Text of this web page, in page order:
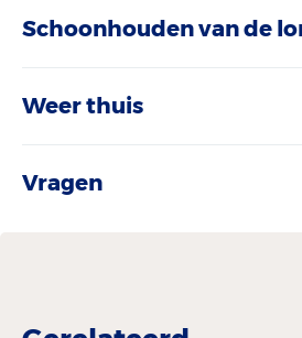
Schoonhouden van de
Weer thuis
Vragen